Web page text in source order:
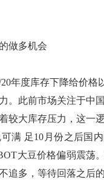
做多机会
度库存下降给价格
。此前市场关注于中
较大库存压力，这一
满 足10月份之后国
大豆价格偏弱震荡
追多，等待回落之后的